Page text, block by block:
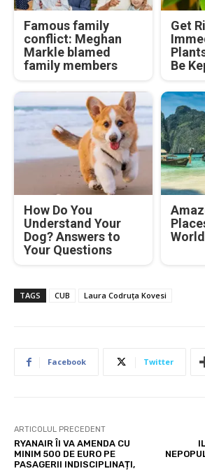
Famous family
conflict: Meghan
Markle blamed
family members
Get
Be
How Do You
Understand Your
Dog? Answers to
Your Questions
World
TAGS CUB Laura Codruţa Kovesi
Facebook Twitter
ARTICOLUL PRECEDENT
RYANAIR ÎI VA AMENDA CU
MINIM 500 DE EURO PE
PASAGERII INDISCIPLINAȚI,